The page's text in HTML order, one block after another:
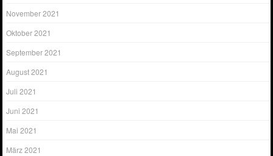
November 2021
Oktober 2021
September 2021
August 2021
Juli 2021
Juni 2021
Mai 2021
März 2021